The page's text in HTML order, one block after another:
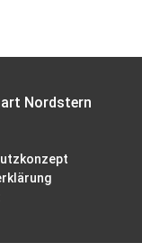
Nordstern